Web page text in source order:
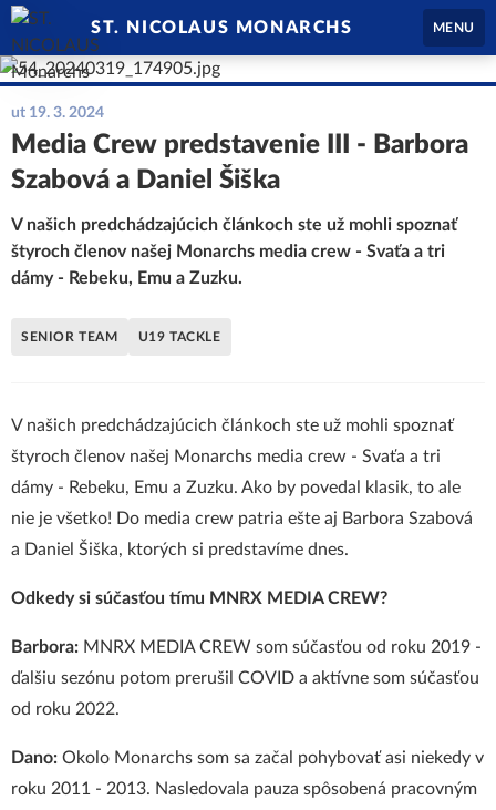
ST. NICOLAUS MONARCHS MENU
ut 19. 3. 2024
Media Crew predstavenie III - Barbora
Szabová a Daniel Šiška
V našich predchádzajúcich článkoch ste už mohli spoznať
štyroch členov našej Monarchs media crew - Svaťa a tri
dámy - Rebeku, Emu a Zuzku.
SENIOR TEAM U19 TACKLE
V našich predchádzajúcich článkoch ste už mohli spoznať
štyroch členov našej Monarchs media crew - Svaťa a tri
dámy - Rebeku, Emu a Zuzku. Ako by povedal klasik, to ale
nie je všetko! Do media crew patria ešte aj Barbora Szabová
a Daniel Šiška, ktorých si predstavíme dnes.
Odkedy si súčasťou tímu MNRX MEDIA CREW?
Barbora: MNRX MEDIA CREW som súčasťou od roku 2019 -
ďalšiu sezónu potom prerušil COVID a aktívne som súčasťou
od roku 2022.
Dano: Okolo Monarchs som sa začal pohybovať asi niekedy v
roku 2011 - 2013. Nasledovala pauza spôsobená pracovným